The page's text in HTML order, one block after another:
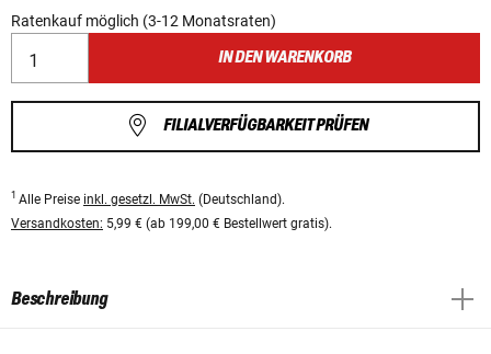
Ratenkauf möglich (3-12 Monatsraten)
IN DEN WARENKORB
FILIALVERFÜGBARKEIT PRÜFEN
1 Alle Preise inkl. gesetzl. MwSt. (Deutschland).
Versandkosten: 5,99 € (ab 199,00 € Bestellwert gratis).
Beschreibung